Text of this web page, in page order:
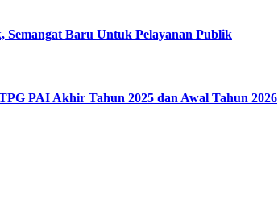
Semangat Baru Untuk Pelayanan Publik
PAI Akhir Tahun 2025 dan Awal Tahun 2026